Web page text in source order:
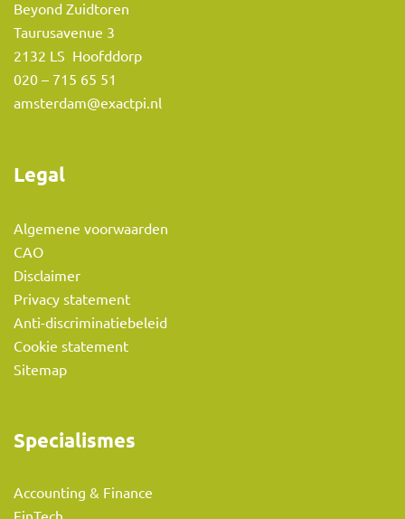
Beyond Zuidtoren
Taurusavenue 3
2132 LS Hoofddorp
020 – 715 65 51
amsterdam@exactpi.nl
Legal
Algemene voorwaarden
CAO
Disclaimer
Privacy statement
Anti-discriminatiebeleid
Cookie statement
Sitemap
Specialismes
Accounting & Finance